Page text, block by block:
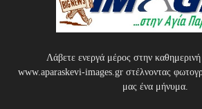
Λάβετε ενεργά μέρος στην
www.aparaskevi-images.gr στέλνοντας
μας ένα μήνυμα.